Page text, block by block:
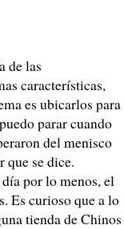
de las
características,
es ubicarlos para
parar cuando
del menisco
que se dice.
por lo menos, el
Es curioso que a lo
tienda de Chinos